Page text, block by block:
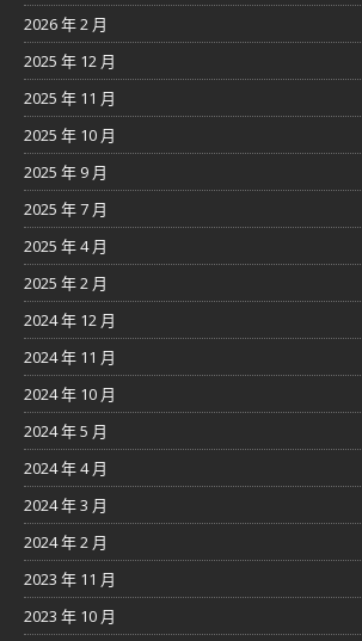
2026 年 2 月
2025 年 12 月
2025 年 11 月
2025 年 10 月
2025 年 9 月
2025 年 7 月
2025 年 4 月
2025 年 2 月
2024 年 12 月
2024 年 11 月
2024 年 10 月
2024 年 5 月
2024 年 4 月
2024 年 3 月
2024 年 2 月
2023 年 11 月
2023 年 10 月